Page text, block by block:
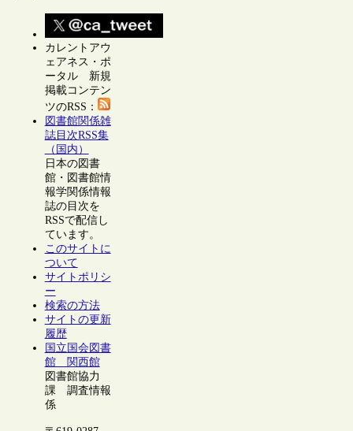
カレントアウ
ェアネス・ポ
ータル 新規
掲載コンテン
ツのRSS：
図書館関係雑
誌目次RSS集
（国内）
日本の図書
館・図書館情
報学関係情報
誌の目次を
RSSで配信し
ています。
このサイトに
ついて
サイトポリシ
ー
検索の方法
サイトの更新
履歴
国立国会図書
館 関西館
図書館協力
課 調査情報
係